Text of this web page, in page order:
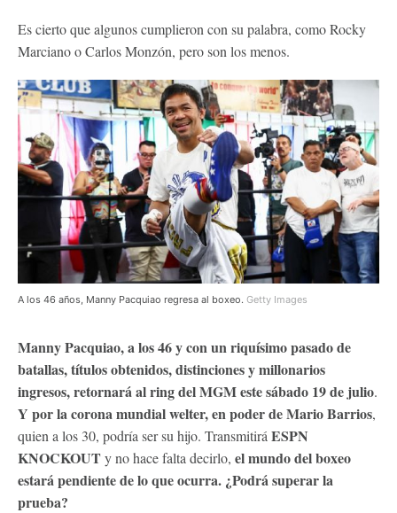
Es cierto que algunos cumplieron con su palabra, como Rocky
Marciano o Carlos Monzón, pero son los menos.
A los 46 años, Manny Pacquiao regresa al boxeo. Getty Images
Manny Pacquiao, a los 46 y con un riquísimo pasado de
batallas, títulos obtenidos, distinciones y millonarios
ingresos, retornará al ring del MGM este sábado 19 de julio.
Y por la corona mundial welter, en poder de Mario Barrios,
quien a los 30, podría ser su hijo. Transmitirá ESPN
KNOCKOUTy no hace falta decirlo, el mundo del boxeo
estará pendiente de lo que ocurra. ¿Podrá superar la
prueba?